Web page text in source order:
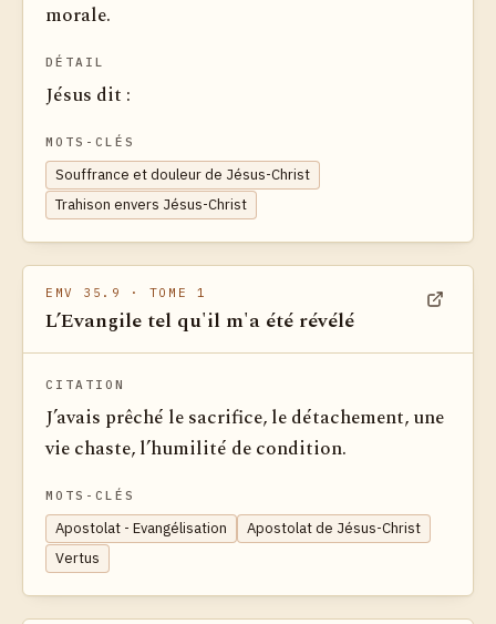
morale.
DÉTAIL
Jésus dit :
MOTS-CLÉS
Souffrance et douleur de Jésus-Christ
Trahison envers Jésus-Christ
EMV 35.9 · TOME 1
L’Evangile tel qu'il m'a été révélé
CITATION
J’avais prêché le sacrifice, le détachement, une
vie chaste, l’humilité de condition.
MOTS-CLÉS
Apostolat - Evangélisation
Apostolat de Jésus-Christ
Vertus